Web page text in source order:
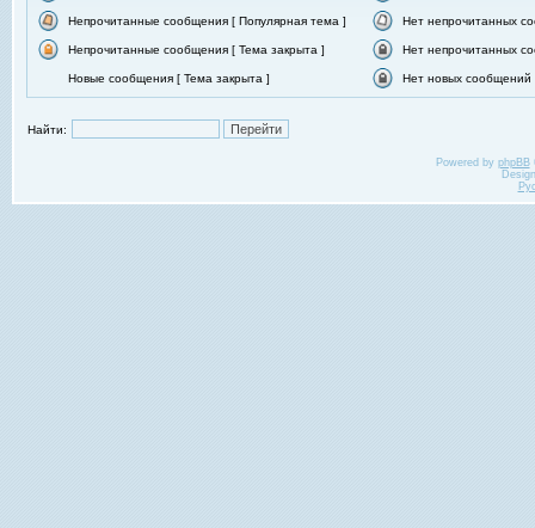
Непрочитанные сообщения [ Популярная тема ] Нет непрочитанных
Непрочитанные сообщения [ Тема закрыта ] Нет непрочитанных
Новые сообщения [ Тема закрыта ] Нет новых сообщений
Найти:
Powered by phpBB